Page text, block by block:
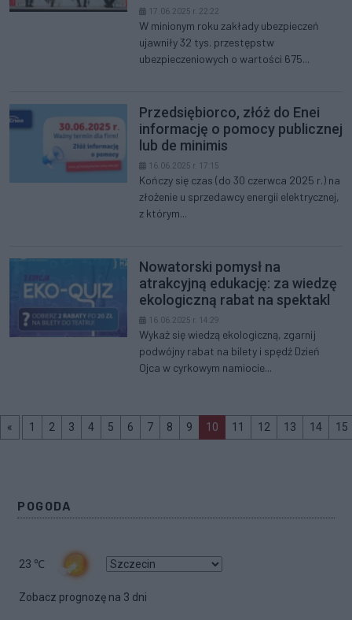
17.06.2025 r. 22:22
W minionym roku zakłady ubezpieczeń
ujawniły 32 tys. przestępstw
ubezpieczeniowych o wartości 675...
Przedsiębiorco, złóż do Enei
informację o pomocy publicznej
lub de minimis
16.06.2025 r. 17:15
Kończy się czas (do 30 czerwca 2025 r.) na
złożenie u sprzedawcy energii elektrycznej,
z którym...
Nowatorski pomysł na
atrakcyjną edukację: za wiedzę
ekologiczną rabat na spektakl
16.06.2025 r. 14:29
Wykaż się wiedzą ekologiczną, zgarnij
podwójny rabat na bilety i spędź Dzień
Ojca w cyrkowym namiocie...
«prev
1 2 3 4 5 6 7 8 9 10(aktualna)
11 12 13 14 15
POGODA
23 ℃
Zobacz prognozę na 3 dni